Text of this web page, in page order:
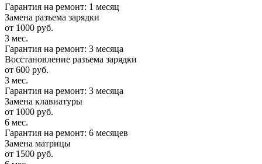
Гарантия на ремонт: 1 месяц
Замена разъема зарядки
от 1000 руб.
3 мес.
Гарантия на ремонт: 3 месяца
Восстановление разъема зарядки
от 600 руб.
3 мес.
Гарантия на ремонт: 3 месяца
Замена клавиатуры
от 1000 руб.
6 мес.
Гарантия на ремонт: 6 месяцев
Замена матрицы
от 1500 руб.